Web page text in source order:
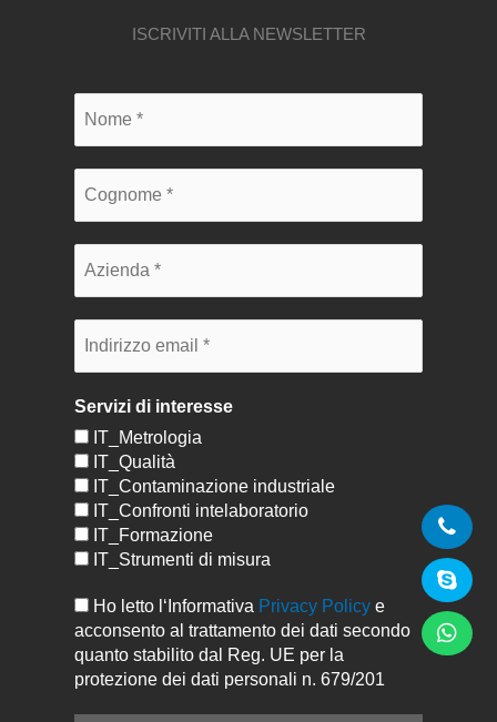
ISCRIVITI ALLA NEWSLETTER
Servizi di interesse
IT_Metrologia
IT_Qualità
IT_Contaminazione industriale
IT_Confronti intelaboratorio
IT_Formazione
IT_Strumenti di misura
Ho letto l‘Informativa Privacy Policy e
acconsento al trattamento dei dati secondo
quanto stabilito dal Reg. UE per la
protezione dei dati personali n. 679/201